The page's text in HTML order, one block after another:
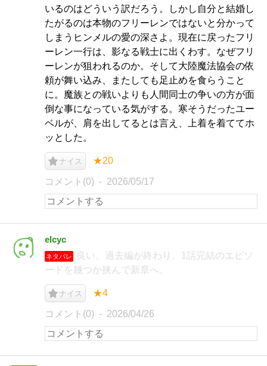
いるのはどういう訳だろう。しかし自分と結婚し
たがるのは本物のフリーレンではないと分かって
しまうヒンメルの愛の深さよ。現在に戻ったフリ
ーレン一行は、影なる戦士に出くわす。なぜフリ
ーレンが狙われるのか。そして大陸魔法協会の依
頼が舞い込み、またしても足止めを食らうこと
に。魔族との戦いよりも人間同士の争いの方が面
倒な事になっている気がする。寒そうだったユー
ベルが、肩を出してるとは言え、上着を着ててホ
ッとした。
ナイス ★20
コメント(0) 2026/05/17
elcyc
ネタバレ
良い。過去編が終わり、1話完結のエピソ
ードを幾つか挟んで新章へ。
ナイス ★4
コメント(0) 2026/04/26